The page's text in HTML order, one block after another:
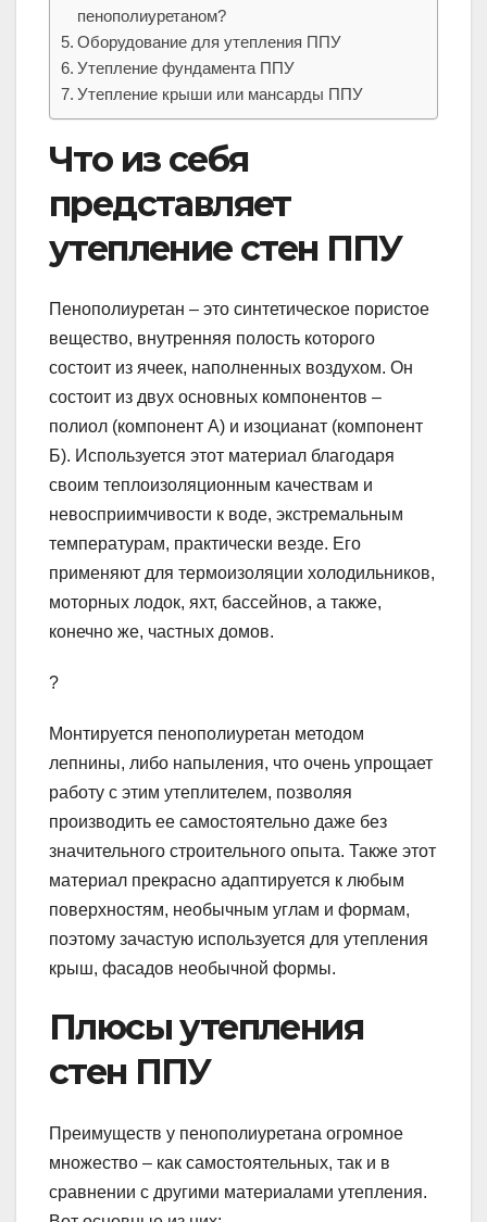
пенополиуретаном?
Оборудование для утепления ППУ
Утепление фундамента ППУ
Утепление крыши или мансарды ППУ
Что из себя
представляет
утепление стен ППУ
Пенополиуретан – это синтетическое пористое
вещество, внутренняя полость которого
состоит из ячеек, наполненных воздухом. Он
состоит из двух основных компонентов –
полиол (компонент А) и изоцианат (компонент
Б). Используется этот материал благодаря
своим теплоизоляционным качествам и
невосприимчивости к воде, экстремальным
температурам, практически везде. Его
применяют для термоизоляции холодильников,
моторных лодок, яхт, бассейнов, а также,
конечно же, частных домов.
?
Монтируется пенополиуретан методом
лепнины, либо напыления, что очень упрощает
работу с этим утеплителем, позволяя
производить ее самостоятельно даже без
значительного строительного опыта. Также этот
материал прекрасно адаптируется к любым
поверхностям, необычным углам и формам,
поэтому зачастую используется для утепления
крыш, фасадов необычной формы.
Плюсы утепления
стен ППУ
Преимуществ у пенополиуретана огромное
множество – как самостоятельных, так и в
сравнении с другими материалами утепления.